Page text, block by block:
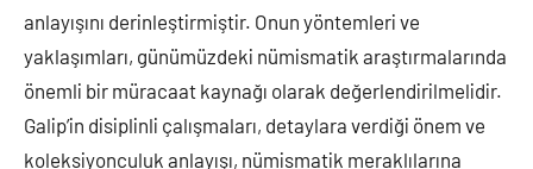
anlayışını derinleştirmiştir. Onun yöntemleri ve
yaklaşımları, günümüzdeki nümismatik araştırmalarında
önemli bir müracaat kaynağı olarak değerlendirilmelidir.
Galip’in disiplinli çalışmaları, detaylara verdiği önem ve
koleksiyonculuk anlayışı, nümismatik meraklılarına